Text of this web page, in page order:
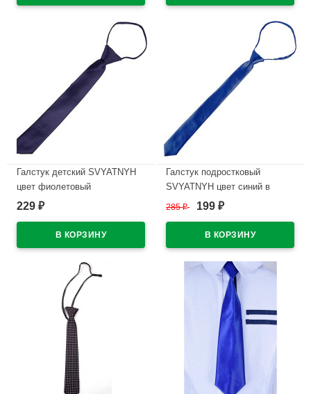
Галстук детский SVYATNYH
цвет фиолетовый
В наличии
229 ₽
Галстук подростковый
SVYATNYH цвет синий в
ассортименте
285₽ 199 ₽